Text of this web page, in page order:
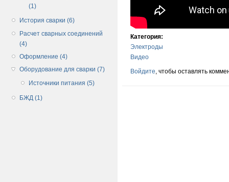
(1)
История сварки (6)
Расчет сварных соединений
(4)
Оформление (4)
Оборудование для сварки (7)
Источники питания (5)
БЖД (1)
Категория:
Электроды
Видео
Войдите , чтобы оставлять